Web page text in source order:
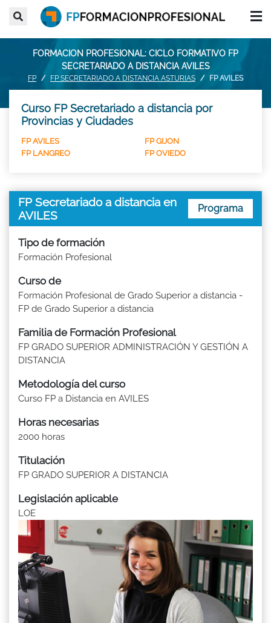
FORMACION PROFESIONAL: CICLO FORMATIVO FP
SECRETARIADO A DISTANCIA AVILES
FP FP SECRETARIADO A DISTANCIA ASTURIAS FP AVILES
Curso FP Secretariado a distancia por
Provincias y Ciudades
FP AVILES
FP GIJON
FP LANGREO
FP OVIEDO
FP Secretariado a distancia en
AVILES
Programa
Tipo de formación
Formación Profesional
Curso de
Formación Profesional de Grado Superior a distancia -
FP de Grado Superior a distancia
Familia de Formación Profesional
FP GRADO SUPERIOR ADMINISTRACIÓN Y GESTIÓN A
DISTANCIA
Metodología del curso
Curso FP a Distancia en AVILES
Horas necesarias
2000 horas
Titulación
FP GRADO SUPERIOR A DISTANCIA
Legislación aplicable
LOE